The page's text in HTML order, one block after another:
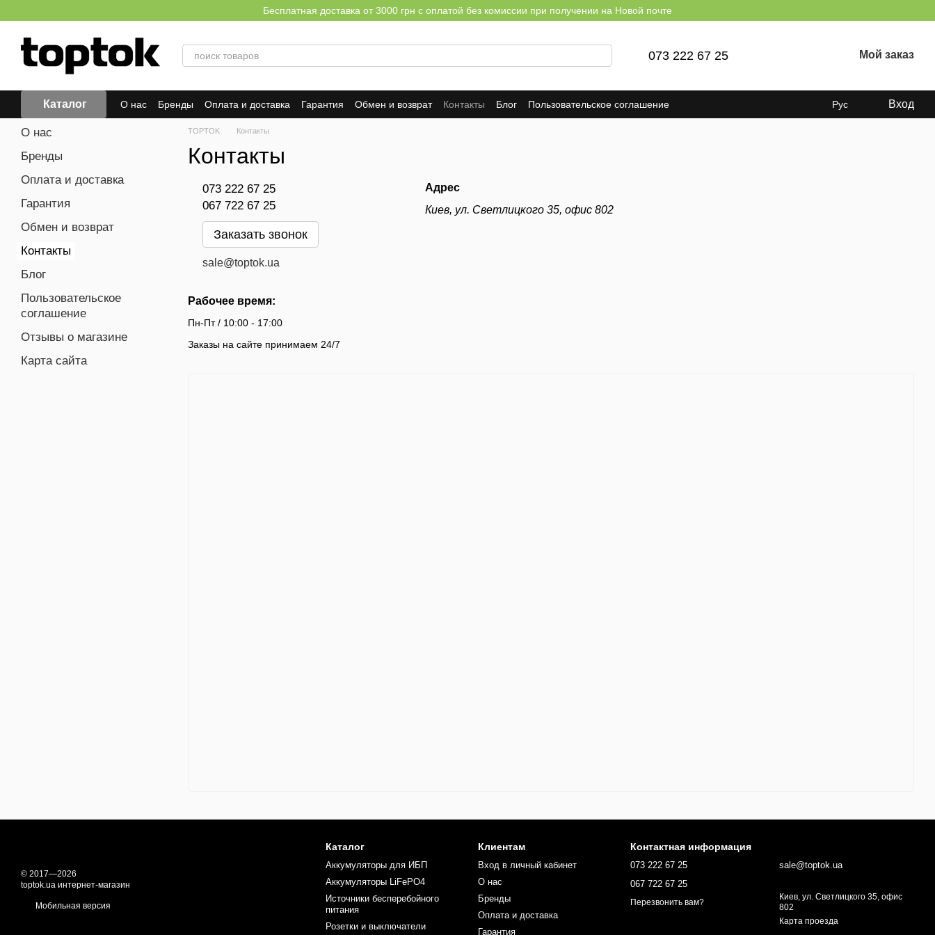
Бесплатная доставка от 3000 грн с оплатой без комиссии при получении на Новой почте
073 222 67 25 Мой заказ
Каталог О нас Бренды Оплата и доставка Гарантия Обмен и возврат Контакты Блог
Пользовательское соглашение
Отзывы о магазине
Рус Вход
TOPTOK Контакты
Контакты
073 222 67 25
067 722 67 25
Заказать звонок
sale@toptok.ua
Адрес
Киев, ул. Светлицкого 35, офис 802
Рабочее время:
Пн-Пт / 10:00 - 17:00
Заказы на сайте принимаем 24/7
О нас
Бренды
Оплата и доставка
Гарантия
Обмен и возврат
Контакты
Блог
Пользовательское
соглашение
Отзывы о магазине
Карта сайта
© 2017—2026
toptok.ua интернет-магазин
Мобильная версия
Каталог
Аккумуляторы для ИБП
Аккумуляторы LiFePO4
Источники бесперебойного
питания
Розетки и выключатели
Клиентам
Вход в личный кабинет
О нас
Бренды
Оплата и доставка
Гарантия
Контактная информация
073 222 67 25
067 722 67 25
Перезвонить вам?
sale@toptok.ua
Киев, ул. Светлицкого 35, офис
802
Карта проезда